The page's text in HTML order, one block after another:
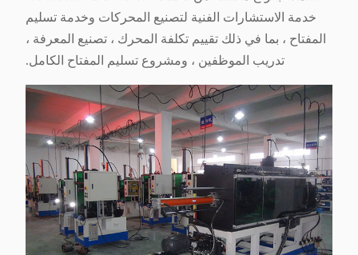
خدمة الاستشارات الفنية لتصنيع المحركات وخدمة تسليم
المفتاح ، بما في ذلك تقييم تكلفة المحرك ، تصنيع المعرفة ،
تدريب الموظفين ، ومشروع تسليم المفتاح الكامل.